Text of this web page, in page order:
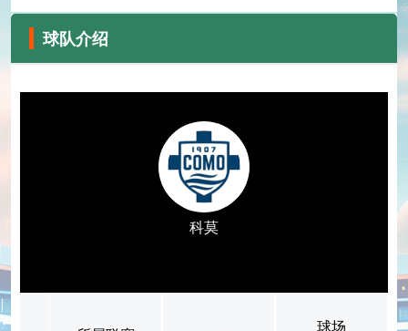
球队介绍
科莫
球场